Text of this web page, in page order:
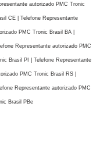
autorizado PMC Tronic
CE | Telefone Representante
PMC Tronic Brasil BA |
Representante autorizado PMC
Brasil PI | Telefone Representante
PMC Tronic Brasil RS |
Representante autorizado PMC
Brasil PBe